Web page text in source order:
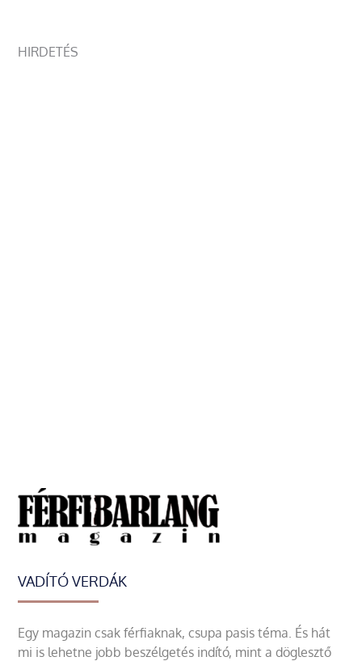
HIRDETÉS
VADÍTÓ VERDÁK
Egy magazin csak férfiaknak, csupa pasis téma. És hát
mi is lehetne jobb beszélgetés indító, mint a döglesztő